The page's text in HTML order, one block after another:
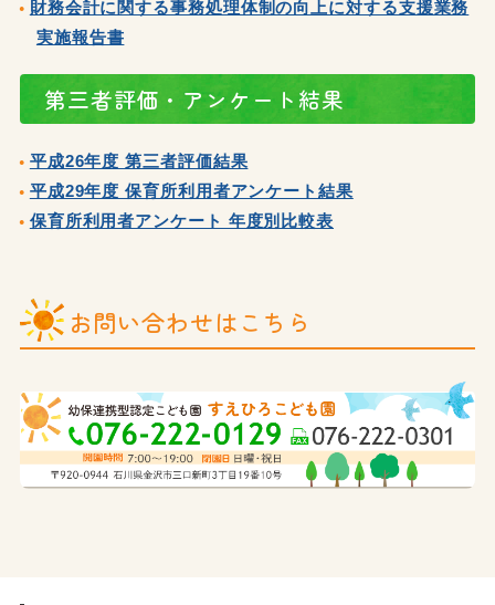
財務会計に関する事務処理体制の向上に対する支援業務
実施報告書
第三者評価・アンケート結果
平成26年度 第三者評価結果
平成29年度 保育所利用者アンケート結果
保育所利用者アンケート 年度別比較表
お問い合わせはこちら